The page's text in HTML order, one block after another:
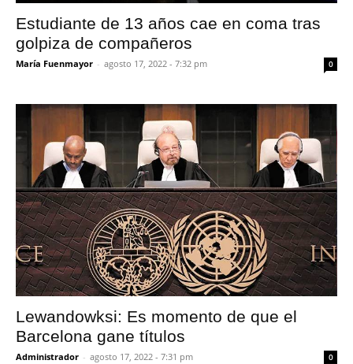
Estudiante de 13 años cae en coma tras
golpiza de compañeros
María Fuenmayor - agosto 17, 2022 - 7:32 pm 0
Lewandowksi: Es momento de que el
Barcelona gane títulos
Administrador - agosto 17, 2022 - 7:31 pm 0